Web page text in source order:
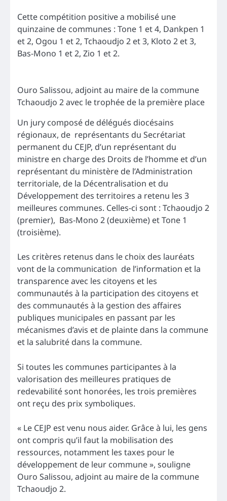
Cette compétition positive a mobilisé une
quinzaine de communes : Tone 1 et 4, Dankpen 1
et 2, Ogou 1 et 2, Tchaoudjo 2 et 3, Kloto 2 et 3,
Bas-Mono 1 et 2, Zio 1 et 2.
Ouro Salissou, adjoint au maire de la commune
Tchaoudjo 2 avec le trophée de la première place
Un jury composé de délégués diocésains
régionaux, de représentants du Secrétariat
permanent du CEJP, d’un représentant du
ministre en charge des Droits de l’homme et d’un
représentant du ministère de l’Administration
territoriale, de la Décentralisation et du
Développement des territoires a retenu les 3
meilleures communes. Celles-ci sont : Tchaoudjo 2
(premier), Bas-Mono 2 (deuxième) et Tone 1
(troisième).
Les critères retenus dans le choix des lauréats
vont de la communication de l’information et la
transparence avec les citoyens et les
communautés à la participation des citoyens et
des communautés à la gestion des affaires
publiques municipales en passant par les
mécanismes d’avis et de plainte dans la commune
et la salubrité dans la commune.
Si toutes les communes participantes à la
valorisation des meilleures pratiques de
redevabilité sont honorées, les trois premières
ont reçu des prix symboliques.
« Le CEJP est venu nous aider. Grâce à lui, les gens
ont compris qu’il faut la mobilisation des
ressources, notamment les taxes pour le
développement de leur commune », souligne
Ouro Salissou, adjoint au maire de la commune
Tchaoudjo 2.